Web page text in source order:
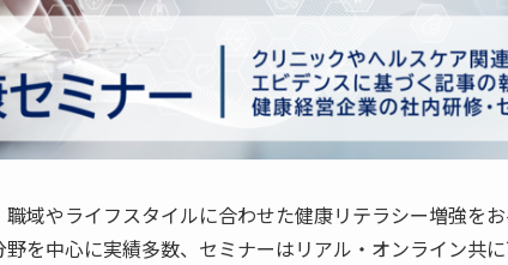
域やライフスタイルに合わせた健康リテラシー増強を
を中心に実績多数、セミナーはリアル・オンライン共